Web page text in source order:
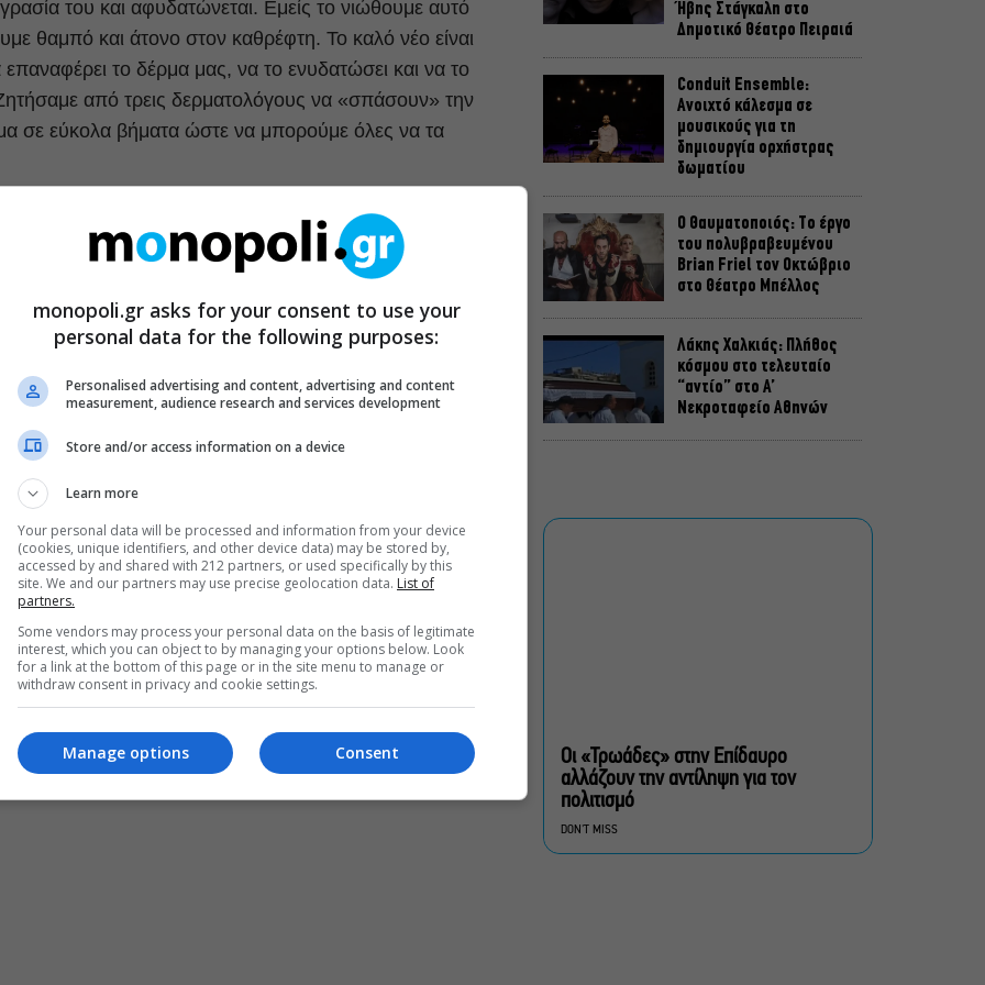
του και αφυδατώνεται. Εμείς το νιώθουμε αυτό
θαμπό και άτονο στον καθρέφτη. Το καλό νέο είναι
το δέρμα μας, να το ενυδατώσει και να το
από τρεις δερματολόγους να «σπάσουν» την
σε εύκολα βήματα ώστε να μπορούμε όλες να τα
η Kardashian -και η Jennifer Aniston- και
αγαπημένη τους θεραπεία προσώπου!
στα καλλυντικά μας αν έχουμε ξηρό δέρμα
θα έχει έναν συνδυασμό μαλακτικών, ενυδατικών
Corey Hartman, MD. Τα μαλακτικά, όπως η
προσθέτουν υγρασία και σχηματίζουν ένα
υγρασίας. Τα απολεπιστικά, όπως το κερί
βοηθούν στην απαλή απομάκρυνση των νεκρών
υαλουρονικό οξύ και η γλυκερίνη, προσελκύουν νερό
του δέρματος».
Ήβης Στάγκαλη στο
Δημοτικό Θέατρο Πειραιά
Conduit Ensemble:
Ανοιχτό κάλεσμα σε
μουσικούς για τη
δημιουργία ορχήστρας
δωματίου
Ο Θαυματοποιός: Το έργο
του πολυβραβευμένου
Brian Friel τον Οκτώβριο
στο Θέατρο Μπέλλος
Λάκης Χαλκιάς: Πλήθος
κόσμου στο τελευταίο
“αντίο” στο Α’
Νεκροταφείο Αθηνών
τραπεζοκαθισμάτων σε 13
επιχειρησιακές δράσεις
Παγκόσμια πρεμιέρα για τη
Οι «Τρωάδες» στην Επίδαυρο
αλλάζουν την αντίληψη για τον
πολιτισμό
DON'T MISS
monopoli.gr asks for your consent to use your
personal data for the following purposes:
Personalised advertising and content, advertising and content
measurement, audience research and services development
Store and/or access information on a device
Learn more
Your personal data will be processed and information from your device
(cookies, unique identifiers, and other device data) may be stored by,
accessed by and shared with 212 partners, or used specifically by this
site. We and our partners may use precise geolocation data. List of
partners.
Some vendors may process your personal data on the basis of legitimate
interest, which you can object to by managing your options below. Look
for a link at the bottom of this page or in the site menu to manage or
withdraw consent in privacy and cookie settings.
Consent
Manage options